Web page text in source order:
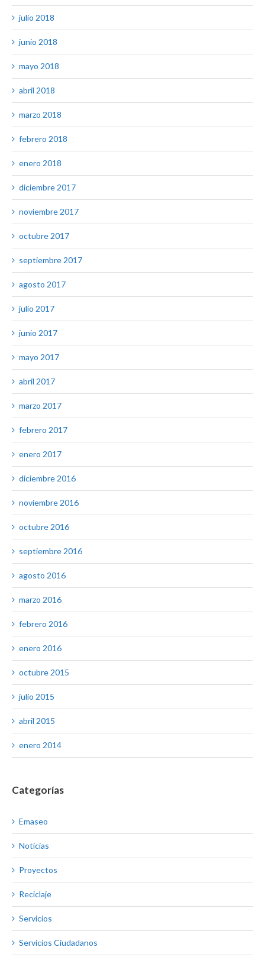
julio 2018
junio 2018
mayo 2018
abril 2018
marzo 2018
febrero 2018
enero 2018
diciembre 2017
noviembre 2017
octubre 2017
septiembre 2017
agosto 2017
julio 2017
junio 2017
mayo 2017
abril 2017
marzo 2017
febrero 2017
enero 2017
diciembre 2016
noviembre 2016
octubre 2016
septiembre 2016
agosto 2016
marzo 2016
febrero 2016
enero 2016
octubre 2015
julio 2015
abril 2015
enero 2014
Categorías
Emaseo
Noticias
Proyectos
Reciclaje
Servicios
Servicios Ciudadanos